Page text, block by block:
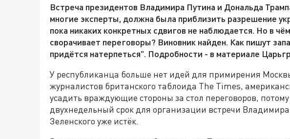
Встреча президентов Владимира Путина и Дональда
многие эксперты, должна была приблизить разрешение
пока никаких конкретных сдвигов не наблюдается. Но в
сворачивает переговоры? Виновник найден. Как пишут
придётся натерпеться". Подробности - в материале
У республиканца больше нет идей для примирения
журналистов британского таблоида The Times,
усадить враждующие стороны за стол переговоров,
двухнедельный срок для организации встречи
Зеленского уже истёк.